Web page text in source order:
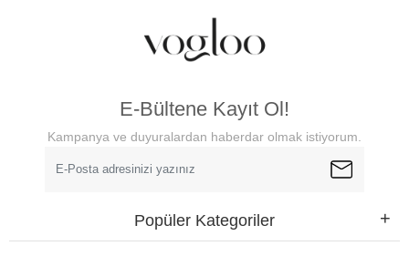
E-Bültene Kayıt Ol!
Kampanya ve duyuralardan haberdar olmak istiyorum.
Popüler Kategoriler